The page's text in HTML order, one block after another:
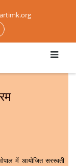
में आयोजित सरस्वती